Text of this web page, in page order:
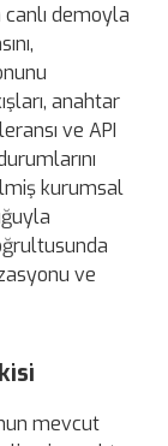
canlı demoyla
anahtar
ve API
kurumsal
ve
mevcut